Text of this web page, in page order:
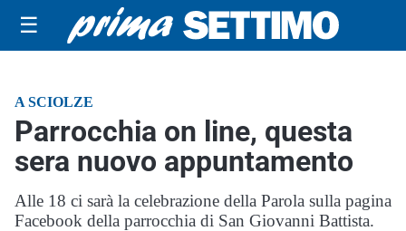
☰
A SCIOLZE
Parrocchia on line, questa
sera nuovo appuntamento
Alle 18 ci sarà la celebrazione della Parola sulla pagina
Facebook della parrocchia di San Giovanni Battista.